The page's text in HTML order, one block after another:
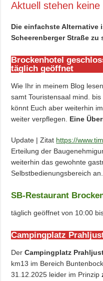
Aktuell stehen
Die einfachste
Scheerenberger Straße zu
Brockenhotel
täglich geöffnet
Wie Ihr in meinem Blog
samt Touristensaal mind.
könnt Euch aber weiterhin
weiter verpflegen. Eine
Update | Zitat https://
Erteilung der
weiterhin das gewohnte
Selbstbedienungsbereich an.
SB-Restaurant
täglich geöffnet von 10:00
Campingplatz
DerCampingplatz
km13 im Bereich
31.12.2025 leider im Prinzip